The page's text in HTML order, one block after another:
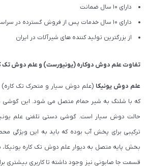
دارای 10 سال ضمانت
دارای 10 سال خدمات پس از فروش گسترده در سراسر کشور
از بزرگترین تولید کننده های شیرآلات در ایران
تفاوتعلم دوش دوکاره (یونیورست) وعلم دوش تک
علم دوش یونیکا (علم دوش سیار و متحرک تک
که با شلنگ به شیر حمام متصل می شود. این گوشی
حالت دوش سیار است. گوشی دستی تلفنی علم
ترکیبی برای پخش آب بوده که باید به این ویژگی
بخش پایه متصل به دیوار علم دوش تک کاره یونیکا،
قسمت جا صابونی نیز وجود داشته تا کاربری بیشتری